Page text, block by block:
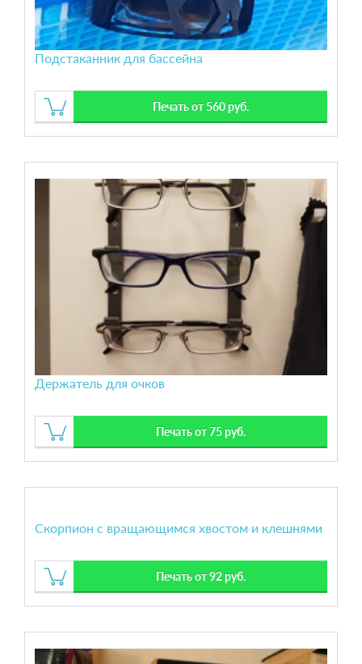
Подстаканник для бассейна
Печать от 560 руб.
Держатель для очков
Печать от 75 руб.
Скорпион с вращающимся хвостом и клешнями
Печать от 92 руб.